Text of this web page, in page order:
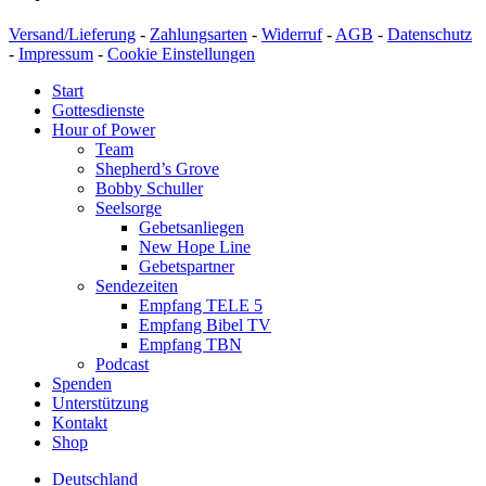
Versand/Lieferung - Zahlungsarten - Widerruf- AGB - Datenschutz
- Impressum - Cookie Einstellungen
Start
Gottesdienste
Hour of Power
Team
Shepherd’s Grove
Bobby Schuller
Seelsorge
Gebetsanliegen
New Hope Line
Gebetspartner
Sendezeiten
Empfang TELE 5
Empfang Bibel TV
Empfang TBN
Podcast
Spenden
Unterstützung
Kontakt
Shop
Deutschland